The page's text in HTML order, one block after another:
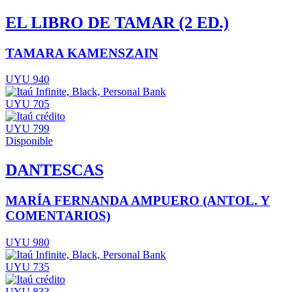
EL LIBRO DE TAMAR (2 ED.)
TAMARA KAMENSZAIN
UYU 940
UYU 705
UYU 799
Disponible
DANTESCAS
MARÍA FERNANDA AMPUERO (ANTOL. Y
COMENTARIOS)
UYU 980
UYU 735